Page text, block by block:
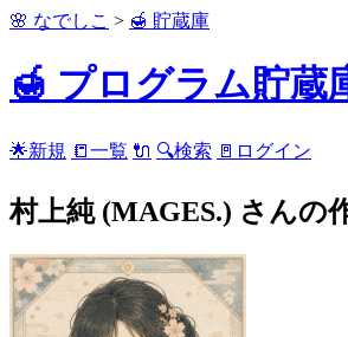
🌸 なでしこ > 🍯 貯蔵庫
🍯 プログラム貯蔵
🌟新規 📒一覧 🔌 🔍検索 🚪ログイン
村上純 (MAGES.) さんの